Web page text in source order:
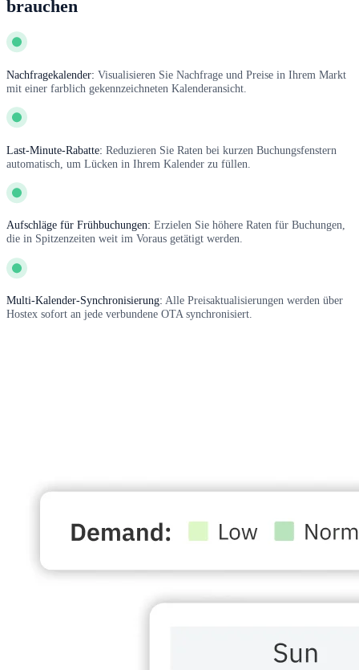
brauchen
Nachfragekalender: Visualisieren Sie Nachfrage und Preise in Ihrem Markt
mit einer farblich gekennzeichneten Kalenderansicht.
Last-Minute-Rabatte: Reduzieren Sie Raten bei kurzen Buchungsfenstern
automatisch, um Lücken in Ihrem Kalender zu füllen.
Aufschläge für Frühbuchungen: Erzielen Sie höhere Raten für Buchungen,
die in Spitzenzeiten weit im Voraus getätigt werden.
Multi-Kalender-Synchronisierung: Alle Preisaktualisierungen werden über
Hostex sofort an jede verbundene OTA synchronisiert.